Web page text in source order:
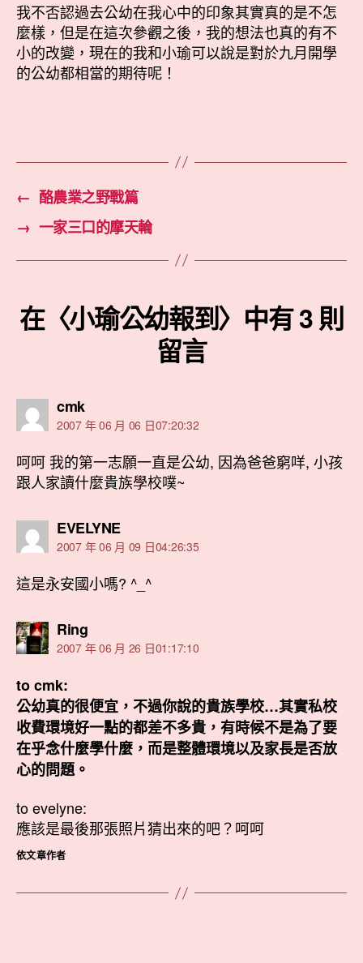
我不否認過去公幼在我心中的印象其實真的是不怎
麼樣，但是在這次參觀之後，我的想法也真的有不
小的改變，現在的我和小瑜可以說是對於九月開學
的公幼都相當的期待呢！
← 酪農業之野戰篇
→ 一家三口的摩天輪
在〈小瑜公幼報到〉中有 3 則
留言
cmk表
示:
2007 年 06 月 06 日07:20:32
呵呵 我的第一志願一直是公幼, 因為爸爸窮咩, 小孩
跟人家讀什麼貴族學校噗~
EVELYNE表
示:
2007 年 06 月 09 日04:26:35
這是永安國小嗎? ^_^
Ring表
示:
2007 年 06 月 26 日01:17:10
to cmk:
公幼真的很便宜，不過你說的貴族學校…其實私校
收費環境好一點的都差不多貴，有時候不是為了要
在乎念什麼學什麼，而是整體環境以及家長是否放
心的問題。
to evelyne:
應該是最後那張照片猜出來的吧？呵呵
依文章作者